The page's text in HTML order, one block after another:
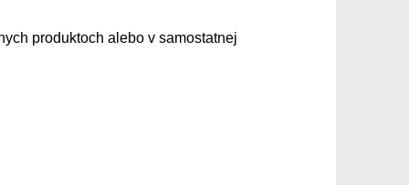
produktoch alebo v samostatnej